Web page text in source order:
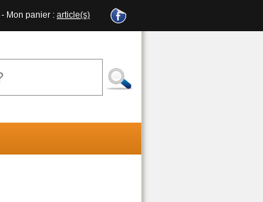
- Mon panier : article(s)